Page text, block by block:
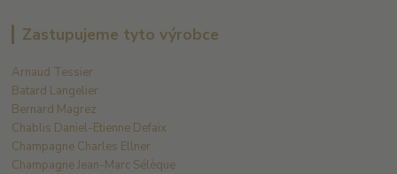
Zastupujeme tyto výrobce
Arnaud Tessier
Batard Langelier
Bernard Magrez
Chablis Daniel-Etienne Defaix
Champagne Charles Ellner
Champagne Jean-Marc Sélèque